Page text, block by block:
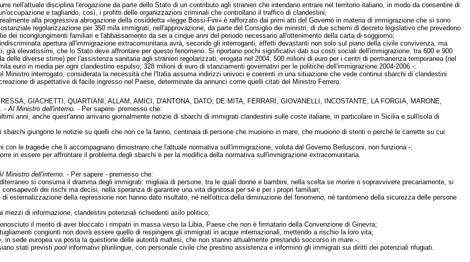
nell'attuale disciplina l'erogazione da parte dello Stato di un contributo agli stranieri che intendano entrare nel territorio italiano, in modo da consentire di
e tagliando, così, i profitti delle organizzazioni criminali che controllano il traffico di clandestini;
alla progressiva abrogazione della cosiddetta «legge Bossi-Fini» è rafforzato dai primi atti del Governo in materia di immigrazione che si sono
regolarizzazione per 350 mila immigrati, nell'approvazione, da parte del Consiglio dei ministri, di due schemi di decreto legislativo che prevedono
dei ricongiungimenti familiari e l'abbassamento da sei a cinque anni del periodo necessario all'ottenimento della carta di soggiorno;
apertura all'immigrazione extracomunitaria avrà, secondo gli interroganti, effetti devastanti non solo sul piano della civile convivenza, ma
già elevatissimi, che lo Stato deve affrontare per questo fenomeno. Si riportano pochi significativi dati sui costi sociali dell'immigrazione: tra 600 e 900
delle diverse stime) per l'assistenza sanitaria agli stranieri regolarizzati, erogata nel 2004; 500 milioni di euro per i centri di permanenza temporanea (nel
euro in media per ogni clandestino espulso; 328 milioni di euro di stanziamenti governativi per le politiche dell'immigrazione 2004-2006 -:
Ministro interrogato, considerata la necessità che l'Italia assuma indirizzi univoci e coerenti in una situazione che vede continui sbarchi di clandestini
di aspettative di facile ingresso nel Paese, determinate da annunci come quelli citati del Ministro Ferrero.
GIACHETTI, QUARTIANI, ALLAM, AMICI, D'ANTONA, DATO, DE MITA, FERRARI, GIOVANELLI, INCOSTANTE, LA FORGIA, MARONE,
- Al Ministro dell'interno. - Per sapere- premesso che:
anni, anche quest'anno arrivano giornalmente notizie di sbarchi di immigrati clandestini sulle coste italiane, in particolare in Sicilia e sull'isola di
sbarchi giungono le notizie su quelli che non ce la fanno, centinaia di persone che muoiono in mare, che muoiono di stenti o perché le carrette su cui
con le tragedie che li accompagnano dimostrano che l'attuale normativa sull'immigrazione, voluta dal Governo Berlusconi, non funziona -:
in essere per affrontare il problema degli sbarchi e per la modifica della normativa sull'immigrazione extracomunitaria.
Ministro dell'interno. - Per sapere - premesso che:
si consuma il dramma degli immigrati: migliaia di persone, tra le quali donne e bambini, nella scelta se morire o sopravvivere precariamente, si
dei rischi ma decisi, nella speranza di garantire una vita dignitosa per sé e per i propri familiari;
esternalizzazione della repressione non hanno dato risultato, né nell'ottica della diminuzione del fenomeno, né tantomeno della sicurezza delle persone
mezzi di informazione, clandestini potenziali richiedenti asilo politico;
il merito di aver bloccato i rimpatri in massa verso la Libia, Paese che non è firmatario della Convenzione di Ginevra;
congiunti non dovrà essere quello di respingere gli immigrati in acque internazionali, mettendo a rischio la loro vita;
in sede europea va posta la questione delle autorità maltesi, che non stanno attualmente prestando soccorso in mare -:
stati previsti poolinformativi plurilingue, con personale civile che prestino assistenza e informino gli immigrati sui diritti dei potenziali rifugiati.